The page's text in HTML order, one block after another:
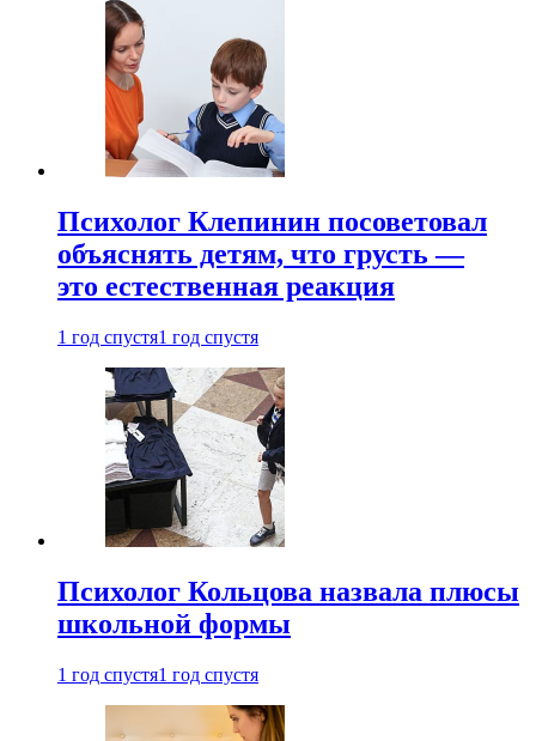
Психолог Клепинин посоветовал
объяснять детям, что грусть —
это естественная реакция
1 год спустя1 год спустя
Психолог Кольцова назвала плюсы
школьной формы
1 год спустя1 год спустя